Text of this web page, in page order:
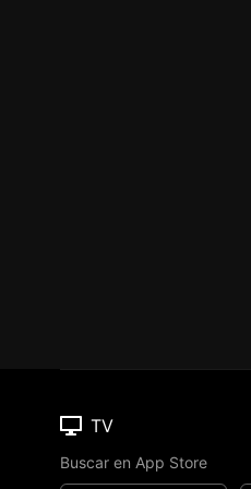
TV
Buscar en App Store